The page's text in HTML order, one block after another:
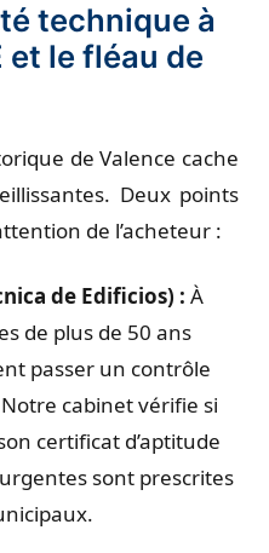
technique à
et le fléau de
de Valence cache
Deux points
de l’acheteur :
de Edificios) : À
de plus de 50 ans
passer un contrôle
cabinet vérifie si
certificat d’aptitude
sont prescrites